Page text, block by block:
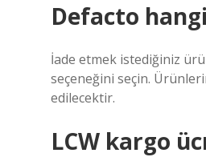
Defacto
İade etmek istediğiniz
seçeneğini seçin.
edilecektir.
LCW kargo